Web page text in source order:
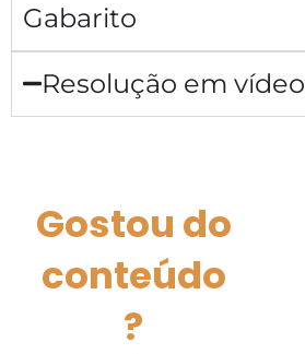
Gabarito
Resolução em vídeo
Gostou do
conteúdo
?